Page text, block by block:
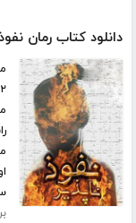
دانلود کتاب رمان